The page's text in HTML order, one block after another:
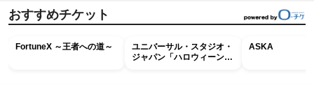
おすすめチケット
FortuneX ～王者への道～
ユニバーサル・スタジオ・
ジャパン「ハロウィーン・
ASKA